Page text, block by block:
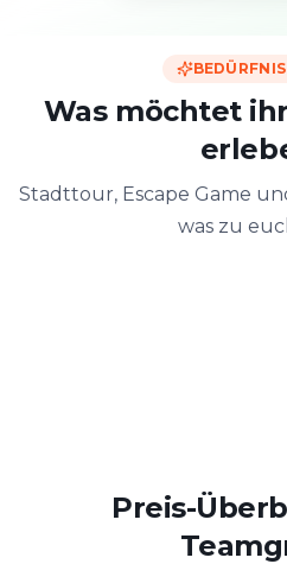
Was möchtet
Stadttour, Escape Game
was zu
Preis-